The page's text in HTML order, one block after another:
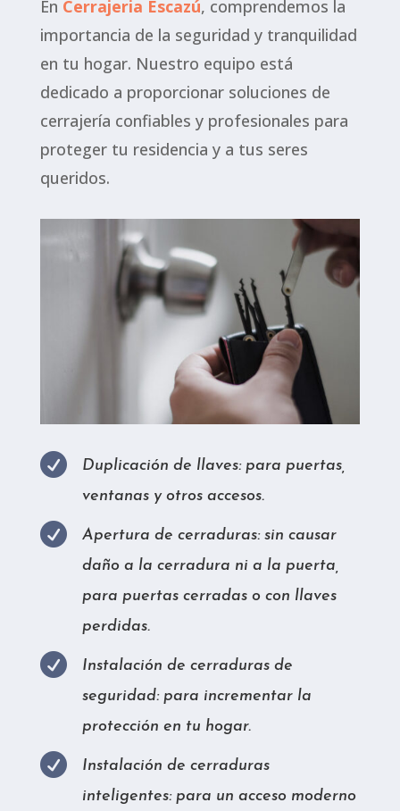
En Cerrajeria Escazú, comprendemos la
importancia de la seguridad y tranquilidad
en tu hogar. Nuestro equipo está
dedicado a proporcionar soluciones de
cerrajería confiables y profesionales para
proteger tu residencia y a tus seres
queridos.

Duplicación de llaves: para puertas,
ventanas y otros accesos.

Apertura de cerraduras: sin causar
daño a la cerradura ni a la puerta,
para puertas cerradas o con llaves
perdidas.

Instalación de cerraduras de
seguridad: para incrementar la
protección en tu hogar.

Instalación de cerraduras
inteligentes: para un acceso moderno